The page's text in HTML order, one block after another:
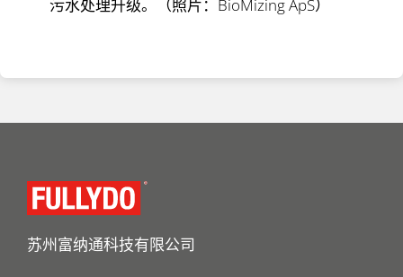
污水处理升级。（照片：BioMizing ApS）
苏州富纳通科技有限公司